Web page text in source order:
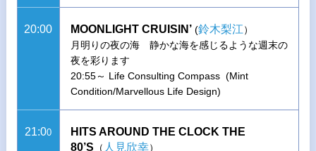
20:00 MOONLIGHT CRUISIN’(鈴木梨江）
月明りの夜の海 静かな海を感じるような週末の
夜を彩ります
20:55～ Life Consulting Compass (Mint
Condition/Marvellous Life Design)
21:00
HITS AROUND THE CLOCK THE
80’S （ 人見欣幸）